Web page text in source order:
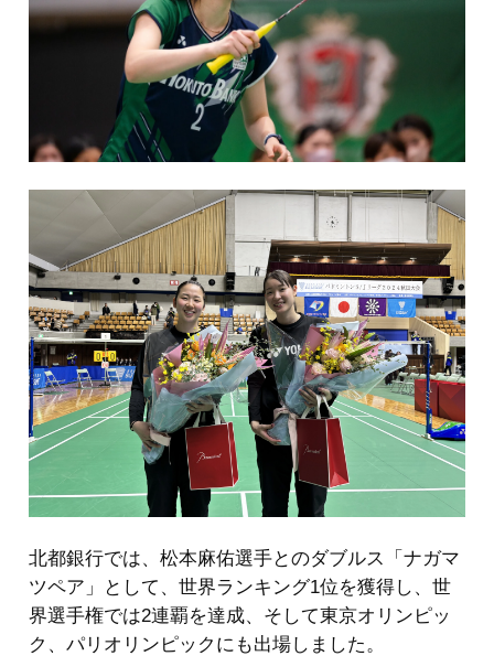
北都銀行では、松本麻佑選手とのダブルス「ナガマ
ツペア」として、世界ランキング1位を獲得し、世
界選手権では2連覇を達成、そして東京オリンピッ
ク、パリオリンピックにも出場しました。